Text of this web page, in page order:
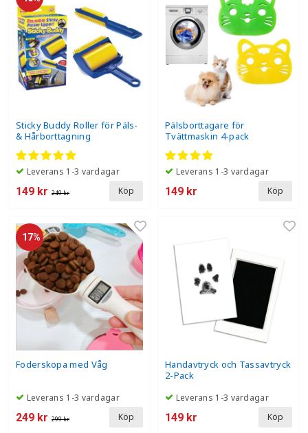
Sticky Buddy Roller för Päls-
& Hårborttagning
Leverans 1-3 vardagar
149 kr 249 kr Köp
Pälsborttagare för
Tvättmaskin 4-pack
Leverans 1-3 vardagar
149 kr Köp
17%
Foderskopa med Våg
Leverans 1-3 vardagar
249 kr 299 kr Köp
Handavtryck och Tassavtryck
2-Pack
Leverans 1-3 vardagar
149 kr Köp